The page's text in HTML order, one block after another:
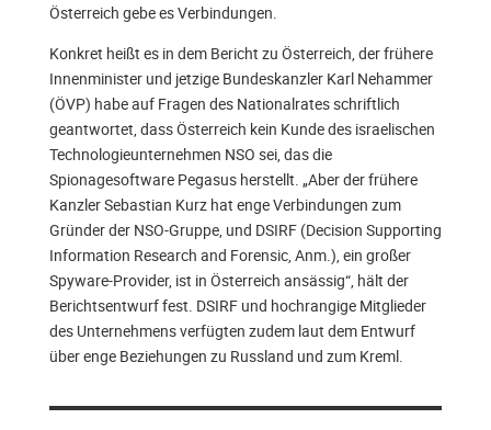
Österreich gebe es Verbindungen.
Konkret heißt es in dem Bericht zu Österreich, der frühere
Innenminister und jetzige Bundeskanzler Karl Nehammer
(ÖVP) habe auf Fragen des Nationalrates schriftlich
geantwortet, dass Österreich kein Kunde des israelischen
Technologieunternehmen NSO sei, das die
Spionagesoftware Pegasus herstellt. „Aber der frühere
Kanzler Sebastian Kurz hat enge Verbindungen zum
Gründer der NSO-Gruppe, und DSIRF (Decision Supporting
Information Research and Forensic, Anm.), ein großer
Spyware-Provider, ist in Österreich ansässig“, hält der
Berichtsentwurf fest. DSIRF und hochrangige Mitglieder
des Unternehmens verfügten zudem laut dem Entwurf
über enge Beziehungen zu Russland und zum Kreml.